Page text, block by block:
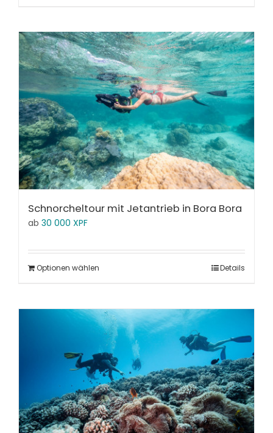
Schnorcheltour mit Jetantrieb in Bora Bora
ab 30 000 XPF
Optionen wählen Details